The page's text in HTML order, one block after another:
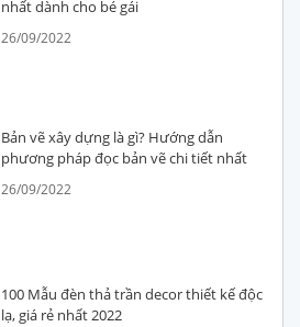
nhất dành cho bé gái
26/09/2022
Bản vẽ xây dựng là gì? Hướng dẫn
phương pháp đọc bản vẽ chi tiết nhất
26/09/2022
100 Mẫu đèn thả trần decor thiết kế độc
lạ, giá rẻ nhất 2022